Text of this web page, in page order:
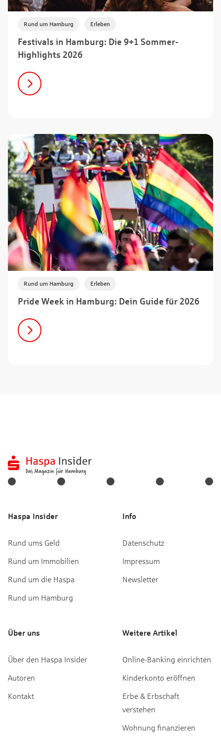
Festivals in Hamburg: Die 9+1 Sommer-
Highlights 2026
Rund um Hamburg Erleben
Pride Week in Hamburg: Dein Guide für 2026
Rund um Hamburg Erleben
Haspa Insider
Rund ums Geld
Rund um Immobilien
Rund um die Haspa
Rund um Hamburg
Info
Datenschutz
Impressum
Newsletter
Über uns
Über den Haspa Insider
Autoren
Kontakt
Weitere Artikel
Online-Banking einrichten
Kinderkonto eröffnen
Erbe & Erbschaft
verstehen
Wohnung finanzieren